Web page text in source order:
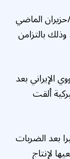
الماضي
بالتزامن
الإيراني بعد
ألقت
بعد الضربات
لإنتاج